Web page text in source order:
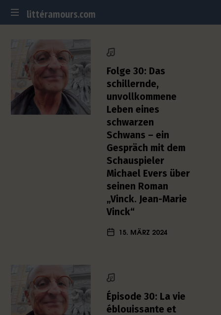
littéramours.com
littéramours.com
t
s
c
e
r
Folge 30: Das
schillernde,
unvollkommene
Leben eines
schwarzen
Schwans – ein
Gespräch mit dem
Schauspieler
Michael Evers über
seinen Roman
„Vinck. Jean-Marie
Vinck“
15. MÄRZ 2024
Épisode 30: La vie
éblouissante et